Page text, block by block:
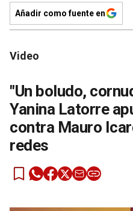
Añadir como fuente en
Video
"Un boludo,
Yanina Latorre
contra Mauro
redes